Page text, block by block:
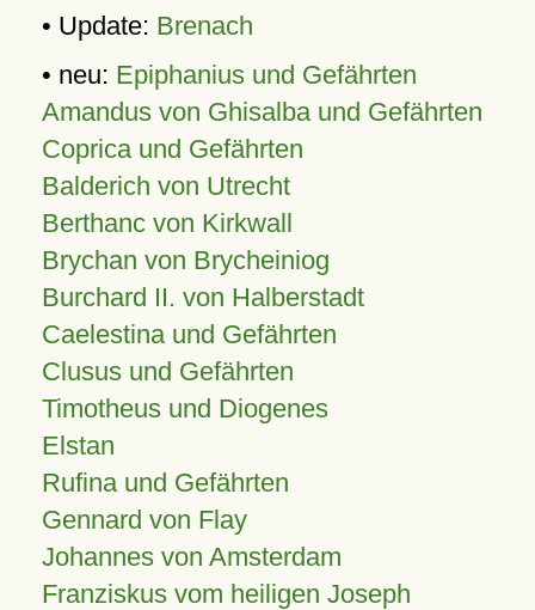
• Update: Brenach
• neu: Epiphanius und Gefährten
Amandus von Ghisalba und Gefährten
Coprica und Gefährten
Balderich von Utrecht
Berthanc von Kirkwall
Brychan von Brycheiniog
Burchard II. von Halberstadt
Caelestina und Gefährten
Clusus und Gefährten
Timotheus und Diogenes
Elstan
Rufina und Gefährten
Gennard von Flay
Johannes von Amsterdam
Franziskus vom heiligen Joseph